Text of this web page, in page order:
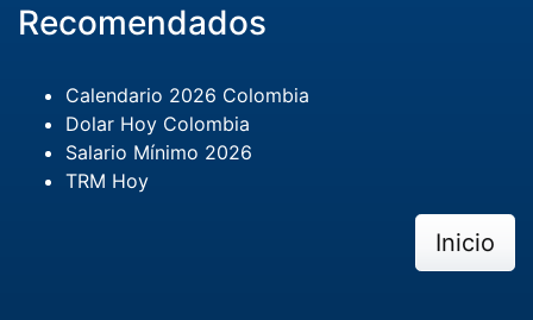
Recomendados
Calendario 2026 Colombia
Dolar Hoy Colombia
Salario Mínimo 2026
TRM Hoy
Inicio